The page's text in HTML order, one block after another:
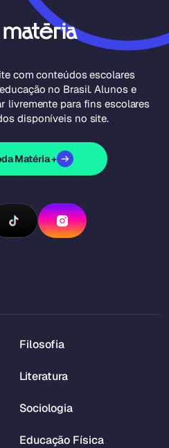
com conteúdos escolares
no Brasil. Alunos e
livremente para fins escolares
disponíveis no site.
Matéria +
Filosofia
Literatura
Sociologia
Educação Física